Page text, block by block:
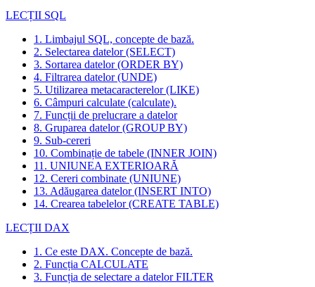
LECȚII SQL
1. Limbajul SQL, concepte de bază.
2. Selectarea datelor (SELECT)
3. Sortarea datelor (ORDER BY)
4. Filtrarea datelor (UNDE)
5. Utilizarea metacaracterelor (LIKE)
6. Câmpuri calculate (calculate).
7. Funcții de prelucrare a datelor
8. Gruparea datelor (GROUP BY)
9. Sub-cereri
10. Combinație de tabele (INNER JOIN)
11. UNIUNEA EXTERIOARĂ
12. Cereri combinate (UNIUNE)
13. Adăugarea datelor (INSERT INTO)
14. Crearea tabelelor (CREATE TABLE)
LECȚII DAX
1. Ce este DAX. Concepte de bază.
2. Funcția CALCULATE
3. Funcția de selectare a datelor FILTER